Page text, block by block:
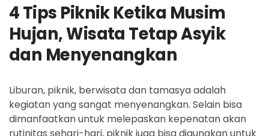
4 Tips Piknik Ketika Musim
Hujan, Wisata Tetap Asyik
dan Menyenangkan
Liburan, piknik, berwisata dan tamasya adalah
kegiatan yang sangat menyenangkan. Selain bisa
dimanfaatkan untuk melepaskan kepenatan akan